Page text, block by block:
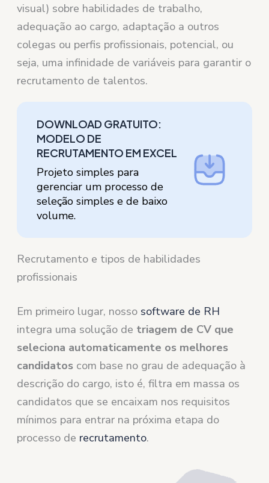
visual) sobre habilidades de trabalho,
adequação ao cargo, adaptação a outros
colegas ou perfis profissionais, potencial, ou
seja, uma infinidade de variáveis para garantir o
recrutamento de talentos.
DOWNLOAD GRATUITO:
MODELO DE
RECRUTAMENTO EM EXCEL
Projeto simples para
gerenciar um processo de
seleção simples e de baixo
volume.
Recrutamento e tipos de habilidades
profissionais
Em primeiro lugar, nosso software de RH
integra uma solução de triagem de CV que
seleciona automaticamente os melhores
candidatos com base no grau de adequação à
descrição do cargo, isto é, filtra em massa os
candidatos que se encaixam nos requisitos
mínimos para entrar na próxima etapa do
processo de recrutamento.